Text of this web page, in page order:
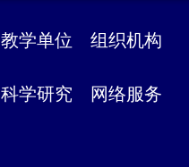
教学单位 组织机构
科学研究 网络服务